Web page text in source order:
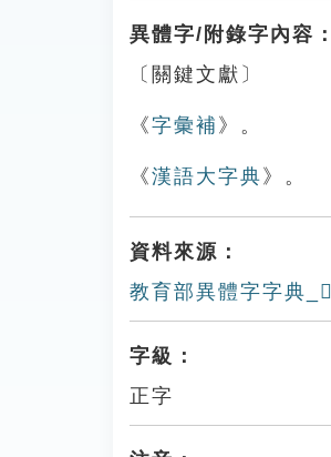
異體字/附錄字內容：
〔關鍵文獻〕
《字彙補 》。
《漢語大字典 》。
資料來源：
教育部異體字字典_𧤃
字級：
正字